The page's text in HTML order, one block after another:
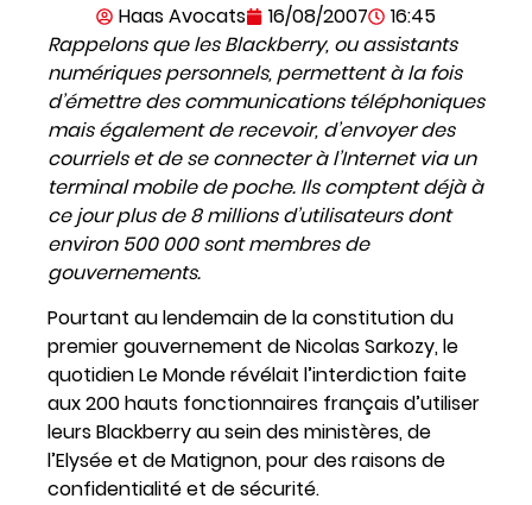
Haas Avocats 16/08/2007
16:45
Rappelons que les Blackberry, ou assistants
numériques personnels, permettent à la fois
d’émettre des communications téléphoniques
mais également de recevoir, d’envoyer des
courriels et de se connecter à l’Internet via un
terminal mobile de poche. Ils comptent déjà à
ce jour plus de 8 millions d’utilisateurs dont
environ 500 000 sont membres de
gouvernements.
Pourtant au lendemain de la constitution du
premier gouvernement de Nicolas Sarkozy, le
quotidien Le Monde révélait l’interdiction faite
aux 200 hauts fonctionnaires français d’utiliser
leurs Blackberry au sein des ministères, de
l’Elysée et de Matignon, pour des raisons de
confidentialité et de sécurité.